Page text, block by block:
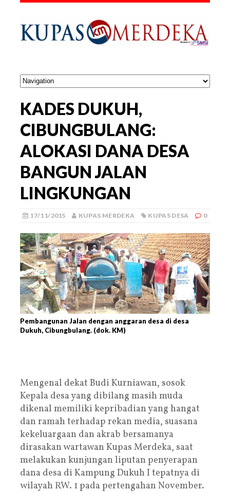
KADES DUKUH,
CIBUNGBULANG:
ALOKASI DANA DESA
BANGUN JALAN
LINGKUNGAN
17/11/2015 KUPAS MERDEKA KUPAS DESA 0
Pembangunan Jalan dengan anggaran desa di desa
Dukuh, Cibungbulang. (dok. KM)
Mengenal dekat Budi Kurniawan, sosok
Kepala desa yang dibilang masih muda
dikenal memiliki kepribadian yang hangat
dan ramah terhadap rekan media, suasana
kekeluargaan dan akrab bersamanya
dirasakan wartawan Kupas Merdeka, saat
melakukan kunjungan liputan penyerapan
dana desa di Kampung Dukuh I tepatnya di
wilayah RW. 1 pada pertengahan November.